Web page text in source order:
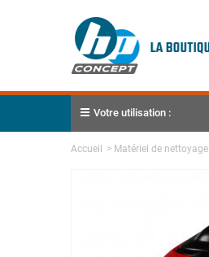
Votre utilisation :
Accueil > Matériel de nettoyage